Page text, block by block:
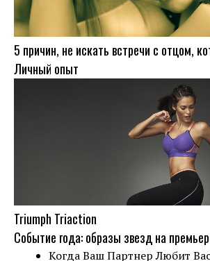
5 причин, не искать встречи с отцом,
Личный опыт
Triumph Triaction
Событие года: образы звезд на
Когда Ваш Партнер Любит